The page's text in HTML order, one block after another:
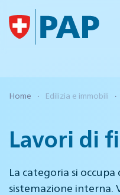
Skip to main content
Home Edilizia e immobili
Lavori di
La categoria si
sistemazione interna.